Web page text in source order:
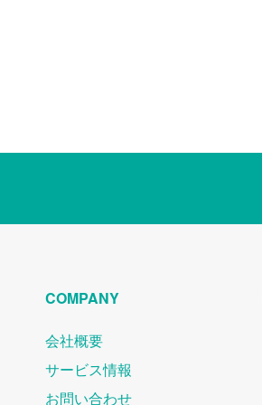
COMPANY
会社概要
サービス情報
お問い合わせ